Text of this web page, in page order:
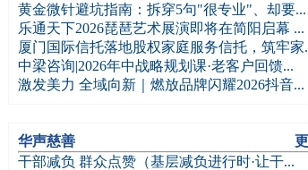
黄金微针避坑指南：拆穿5句"很专业"、却要...
乐通天下2026琵琶艺术展演即将在简阳启幕 ...
厦门国际信托落地股权家庭服务信托，筑牢家
中梁咨询|2026年中战略规划课·老客户回馈...
激发美力 全域向新｜燃放品牌闪耀2026抖音...
华声慈善
干部减负 群众点赞（基层减负进行时·让干...